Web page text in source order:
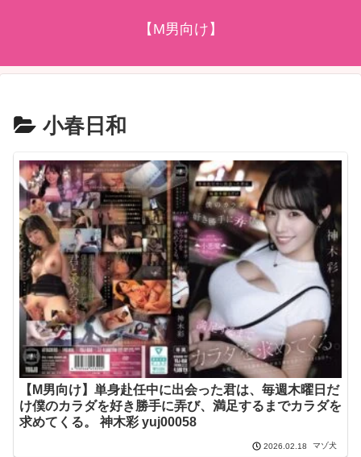
【M男向け】
小春日和
【M男向け】単身赴任中に出会った君は、毎週木曜日だ
け僕のカラダを好き勝手に弄び、満足するまでカラダを
求めてくる。 神木彩 yuj00058
2026.02.18 マゾ犬